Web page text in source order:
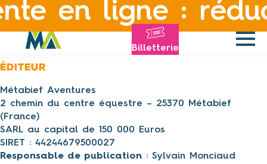
ligne :
Billetterie
Éditeur
Métabief Aventures
2 chemin du centre équestre – 25370 Métabief
(France)
SARL au capital de 150 000 Euros
SIRET : 44244679500027
Responsable de publication : Sylvain Monciaud
Panneau de gestion des cookies